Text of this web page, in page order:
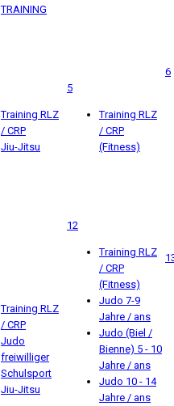
TRAINING
Training RLZ
/ CRP
Jiu-Jitsu
5
Training RLZ
/ CRP
(Fitness)
6
Training RLZ
/ CRP
Judo
freiwilliger
Schulsport
Jiu-Jitsu
12
Training RLZ
/ CRP
(Fitness)
Judo 7-9
Jahre / ans
Judo (Biel /
Bienne) 5 - 10
Jahre / ans
Judo 10 - 14
Jahre / ans